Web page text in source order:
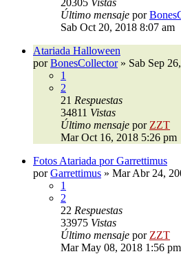
Último mensaje por
Sab Oct 20, 2018 8:07 am
Atariada Halloween
porBonesCollector» Sab Sep
1
2
21 Respuestas
34811 Vistas
Último mensaje por ZZT
Mar Oct 16, 2018 5:26 pm
Fotos Atariada por Garrettimus
porGarrettimus » Mar Abr 24,
1
2
22 Respuestas
33975 Vistas
Último mensaje por ZZT
Mar May 08, 2018 1:56 pm